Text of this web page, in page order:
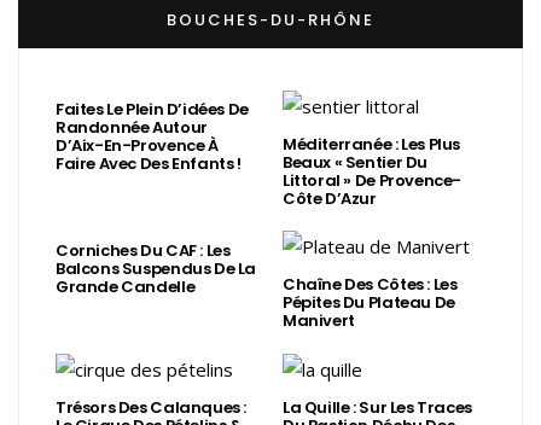
BOUCHES-DU-RHÔNE
Faites Le Plein D’idées De
Randonnée Autour
D’Aix-En-Provence À
Faire Avec Des Enfants !
Méditerranée : Les Plus
Beaux « Sentier Du
Littoral » De Provence-
Côte D’Azur
Corniches Du CAF : Les
Balcons Suspendus De La
Grande Candelle Chaîne Des Côtes : Les
Pépites Du Plateau De
Manivert
Trésors Des Calanques : La Quille : Sur Les Traces